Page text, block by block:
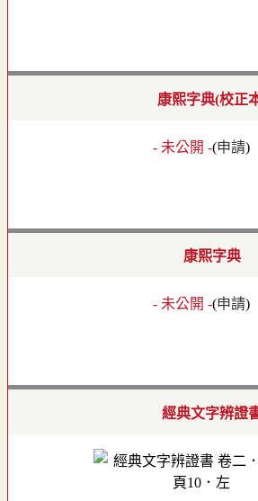
康熙字典(校正
- 未公開 -(申請)
康熙字典
- 未公開 -(申請)
經典文字辨證